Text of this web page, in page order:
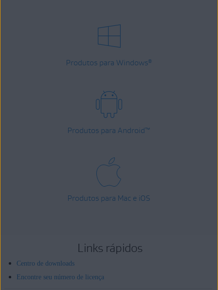
Produtos para Windows®
Produtos para Android™
Produtos para Mac e iOS
Links rápidos
Centro de downloads
Encontre seu número de licença